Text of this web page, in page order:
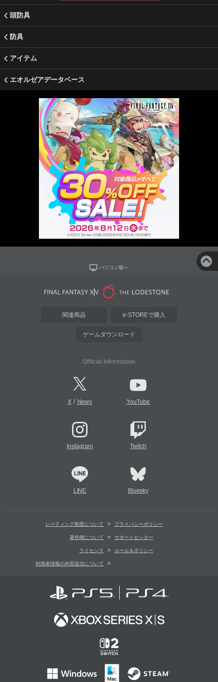
頭防具
防具
アイテム
エオルゼアデータベース
パソコン版へ
関連商品 e-STOREで購入
ゲームダウンロード
Official Information
X/ News YouTube
Instagram Twitch
LINE Bluesky
レーティング制度について プライバシーポリシー
著作権について サポートセンター
ライセンス ルール＆ポリシー
利用者情報の外部送信について